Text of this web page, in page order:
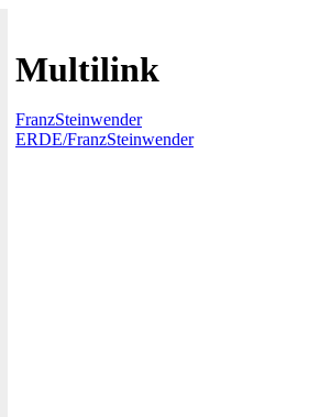
Multilink
FranzSteinwender
ERDE/FranzSteinwender